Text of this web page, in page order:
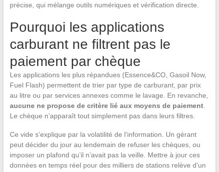
précise, qui mélange outils numériques et vérification directe.
Pourquoi les applications
carburant ne filtrent pas le
paiement par chèque
Les applications les plus répandues (Essence&CO, Gasoil Now,
Fuel Flash) permettent de trier par type de carburant, par prix
au litre ou par services annexes comme le lavage. En revanche,
aucune ne propose de critère lié aux moyens de paiement.
Le chèque n’apparaît tout simplement pas dans leurs filtres.
Ce vide s’explique par la volatilité de l’information. Un gérant
peut décider du jour au lendemain de refuser les chèques, ou
imposer un plafond qu’il n’avait pas la veille. Mettre à jour ces
données en temps réel pour des milliers de stations relève d’un